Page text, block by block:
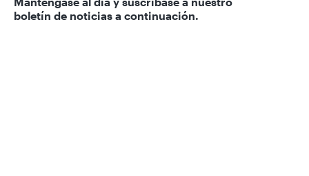
boletín de noticias a continuación.